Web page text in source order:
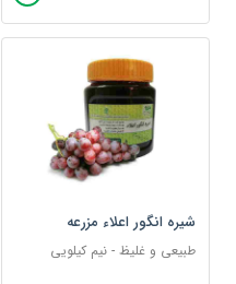
شیره انگور اعلاء مزرعه
طبیعی و غلیظ - نیم کیلویی